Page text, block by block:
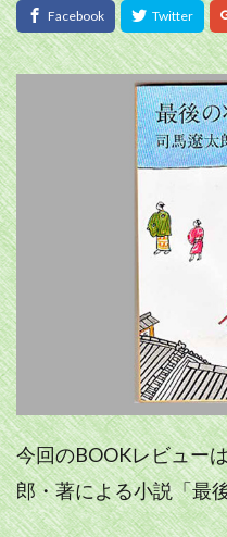
今回のBOOKレビュー
郎・著による小説「最